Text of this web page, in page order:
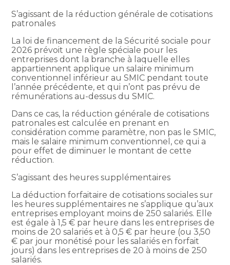
S’agissant de la réduction générale de cotisations
patronales
La loi de financement de la Sécurité sociale pour
2026 prévoit une règle spéciale pour les
entreprises dont la branche à laquelle elles
appartiennent applique un salaire minimum
conventionnel inférieur au SMIC pendant toute
l’année précédente, et qui n’ont pas prévu de
rémunérations au-dessus du SMIC.
Dans ce cas, la réduction générale de cotisations
patronales est calculée en prenant en
considération comme paramètre, non pas le SMIC,
mais le salaire minimum conventionnel, ce qui a
pour effet de diminuer le montant de cette
réduction.
S’agissant des heures supplémentaires
La déduction forfaitaire de cotisations sociales sur
les heures supplémentaires ne s’applique qu’aux
entreprises employant moins de 250 salariés. Elle
est égale à 1,5 € par heure dans les entreprises de
moins de 20 salariés et à 0,5 € par heure (ou 3,50
€ par jour monétisé pour les salariés en forfait
jours) dans les entreprises de 20 à moins de 250
salariés.